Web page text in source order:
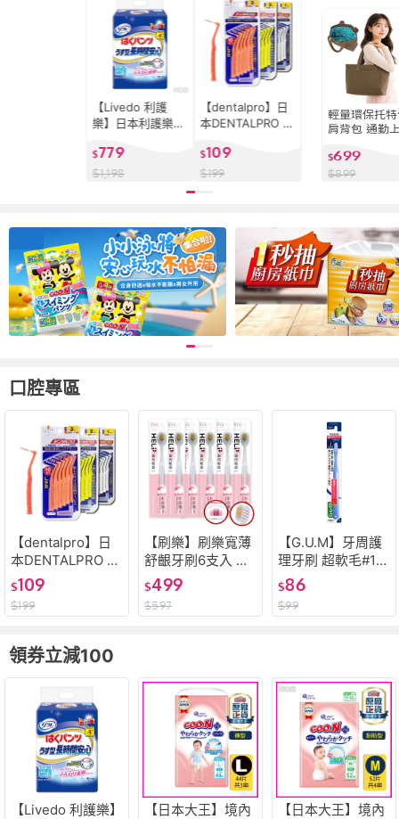
【Livedo 利護
樂】日本利護樂
次尿 M 20片2串
長時間安心 成褲
$779
$1,198
【dentalpro】日
本DENTALPRO L
本牙間刷 牙齒刷
牙縫刷
$109
$199
輕量環保托特
肩背包 通勤
時尚 側肩包
包
$699
$899
口腔專區
【dentalpro】日
本DENTALPRO L
型牙間刷10入 日本
牙間刷 牙齒刷 牙
縫刷
$109
$199
【刷樂】刷樂寬薄
舒齦牙刷6支入 護
齦牙刷 細毛牙刷牙
刷 顏色隨機
$499
$597
【G.U.M】牙周護
理牙刷 超軟毛#16
6 一組一支 顏色隨
機
$86
$99
領券立減100
【Livedo 利護樂】
【日本大王】境內
【日本大王】境內